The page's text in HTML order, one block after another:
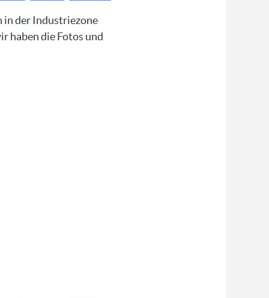
in der Industriezone
haben die Fotos und